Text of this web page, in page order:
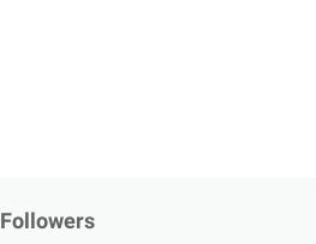
Followers